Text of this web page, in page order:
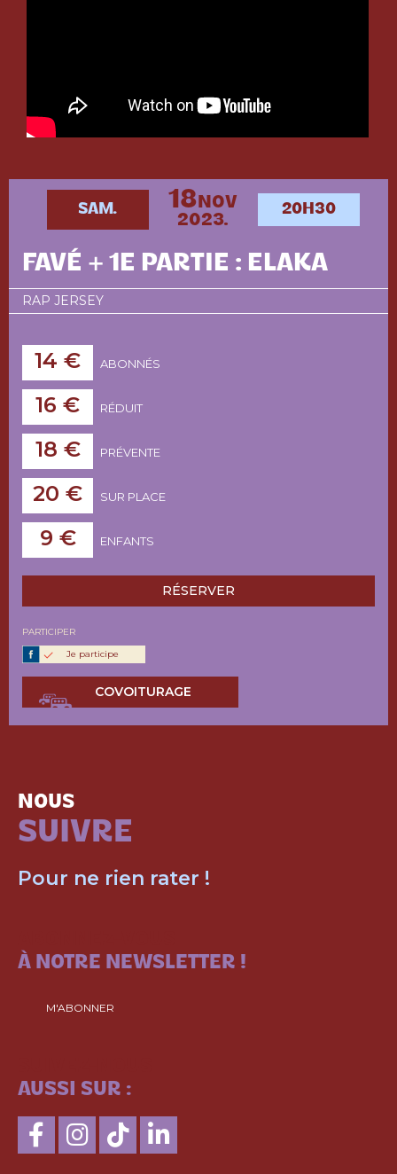
SAM. 18 NOV
2023.
20H30
FAVÉ + 1E PARTIE : ELAKA
RAP JERSEY
14 € ABONNÉS
16 € RÉDUIT
18 € PRÉVENTE
20 € SUR PLACE
9 € ENFANTS
RÉSERVER
PARTICIPER
Je participe
COVOITURAGE
NOUS
SUIVRE
Pour ne rien rater !
À NOTRE NEWSLETTER !
M'ABONNER
AUSSI SUR :